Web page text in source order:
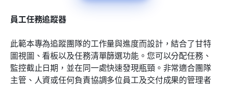
員工任務追蹤器
此範本專為追蹤團隊的工作量與進度而設計，結合了甘特
圖視圖、看板以及任務清單篩選功能。您可以分配任務、
監控截止日期，並在同一處快速發現瓶頸。非常適合團隊
主管、人資或任何負責協調多位員工及交付成果的管理者